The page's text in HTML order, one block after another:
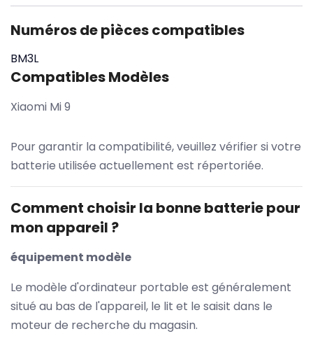
Numéros de pièces compatibles
BM3L
Compatibles Modèles
Xiaomi Mi 9
Pour garantir la compatibilité, veuillez vérifier si votre
batterie utilisée actuellement est répertoriée.
Comment choisir la bonne batterie pour
mon appareil ?
équipement modèle
Le modèle d'ordinateur portable est généralement
situé au bas de l'appareil, le lit et le saisit dans le
moteur de recherche du magasin.